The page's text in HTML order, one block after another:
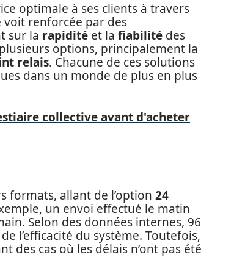
optimale à ses clients à travers
voit renforcée par des
sur la rapidité et la fiabilité des
options, principalement la
relais. Chacune de ces solutions
dans un monde de plus en plus
collective avant d'acheter
formats, allant de l’option 24
un envoi effectué le matin
Selon des données internes, 96
l’efficacité du système. Toutefois,
des cas où les délais n’ont pas été